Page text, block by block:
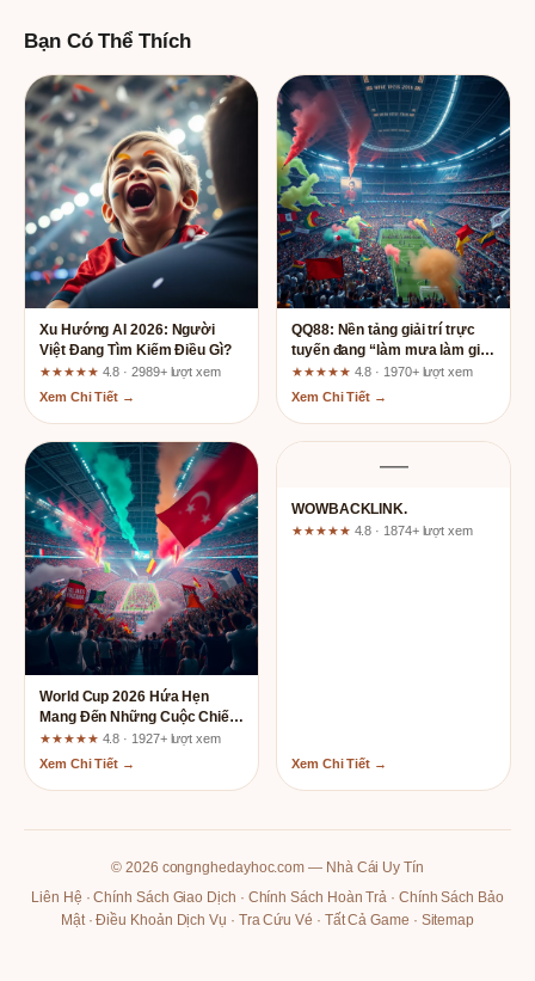
Bạn Có Thể Thích
Xu Hướng AI 2026: Người
Việt Đang Tìm Kiếm Điều Gì?
★★★★★ 4.8 · 2989+ lượt xem
Xem Chi Tiết →
QQ88: Nền tảng giải trí trực
tuyến đang “làm mưa làm gió”
trong cộng đồng game thủ
★★★★★ 4.8 · 1970+ lượt xem
Xem Chi Tiết →
World Cup 2026 Hứa Hẹn
Mang Đến Những Cuộc Chiến
Nảy Lửa Nhất
★★★★★ 4.8 · 1927+ lượt xem
Xem Chi Tiết →
—
WOWBACKLINK.
★★★★★ 4.8 · 1874+ lượt xem
Xem Chi Tiết →
© 2026 congnghedayhoc.com — Nhà Cái Uy Tín
Liên Hệ ·Chính Sách Giao Dịch · Chính Sách Hoàn Trả · Chính Sách Bảo
Mật·Điều Khoản Dịch Vụ · Tra Cứu Vé · Tất Cả Game · Sitemap